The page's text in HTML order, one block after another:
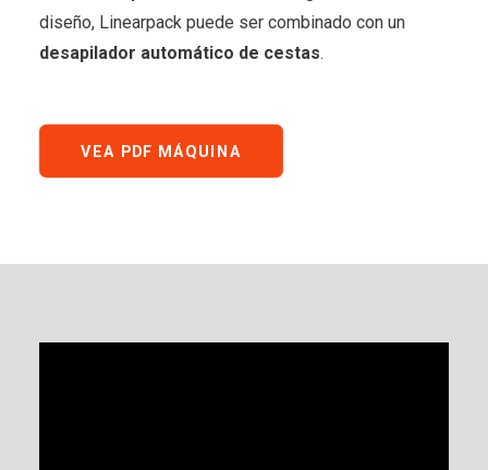
diseño, Linearpack puede ser combinado con un
desapilador automático de cestas.
VEA PDF MÁQUINA